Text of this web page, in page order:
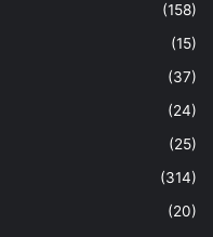
(158)
(15)
(37)
(24)
(25)
(314)
(20)